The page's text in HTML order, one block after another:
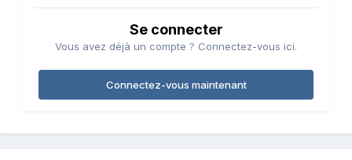
Se connecter
Vous avez déjà un compte ? Connectez-vous ici.
Connectez-vous maintenant